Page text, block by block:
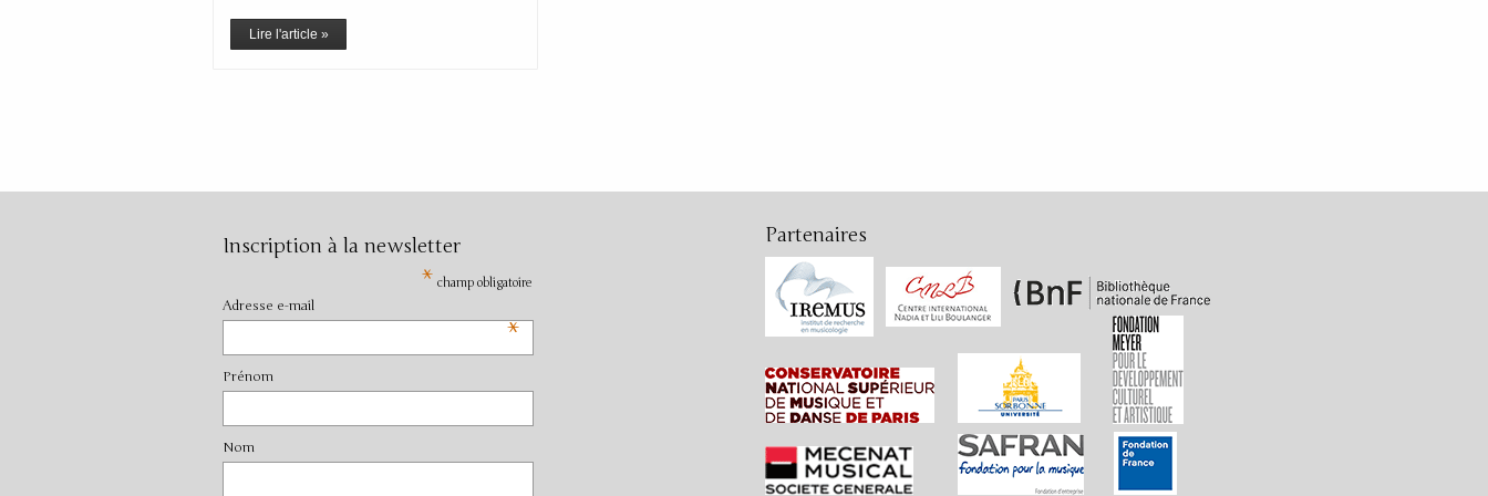
Lire l'article »
Inscription à la newsletter
* champ obligatoire
Adresse e-mail
*
Prénom
Nom
Partenaires